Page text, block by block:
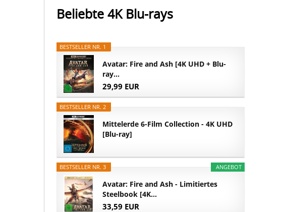
Beliebte 4K Blu-rays
BESTSELLER NR. 1
Avatar: Fire and Ash [4K UHD + Blu-
ray...
29,99 EUR
BESTSELLER NR. 2
Mittelerde 6-Film Collection - 4K UHD
[Blu-ray]
ANGEBOT
BESTSELLER NR. 3
Avatar: Fire and Ash - Limitiertes
Steelbook [4K...
33,59 EUR